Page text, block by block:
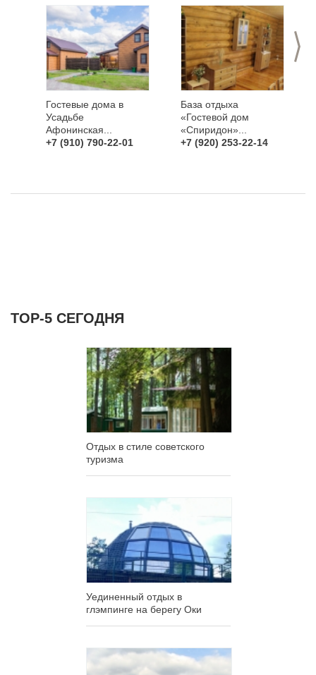
>
Гостевые дома в
Усадьбе
Афонинская...
+7 (910) 790-22-01
База отдыха
«Гостевой дом
«Спиридон»...
+7 (920) 253-22-14
ТОР-5 СЕГОДНЯ
Отдых в стиле советского
туризма
Уединенный отдых в
глэмпинге на берегу Оки